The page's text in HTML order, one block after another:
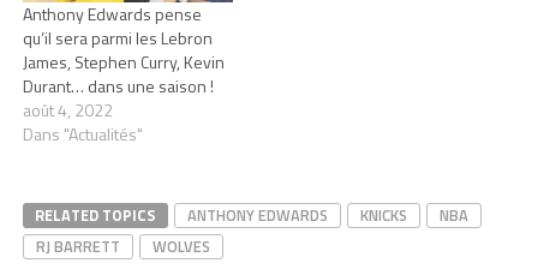
Anthony Edwards pense
qu’il sera parmi les Lebron
James, Stephen Curry, Kevin
Durant… dans une saison !
août 4, 2022
Dans "Actualités"
RELATED TOPICS ANTHONY EDWARDS KNICKS
NBA
RJ BARRETT
WOLVES